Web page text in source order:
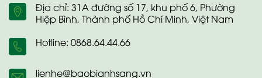
Địa chỉ: 31A đường số 17, khu phố 6, Phường
Hiệp Bình, Thành phố Hồ Chí Minh, Việt Nam
Hotline: 0868.64.44.66
lienhe@baobianhsang.vn